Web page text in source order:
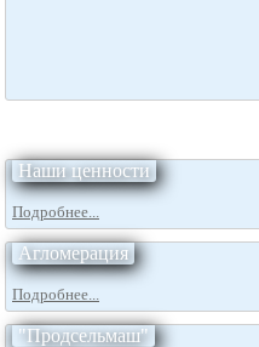
Наши ценности
Подробнее...
Агломерация
Подробнее...
"Продсельмаш"